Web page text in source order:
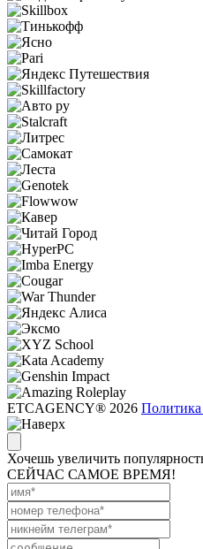
ETCAGENCY® 2026 Политика
Хочешь увеличить
СЕЙЧАС САМОЕ ВРЕМЯ!